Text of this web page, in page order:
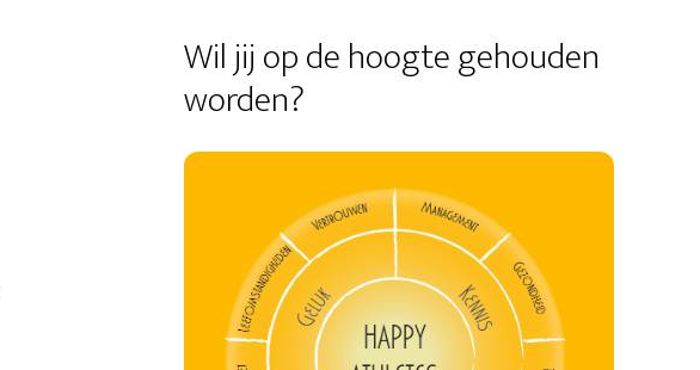
Wil jij op de hoogte gehouden
worden?